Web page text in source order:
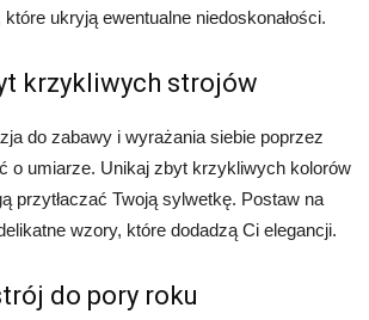
ukryją ewentualne niedoskonałości.
krzykliwych strojów
do zabawy i wyrażania siebie poprzez
o umiarze. Unikaj zbyt krzykliwych kolorów
przytłaczać Twoją sylwetkę. Postaw na
wzory, które dodadzą Ci elegancji.
do pory roku